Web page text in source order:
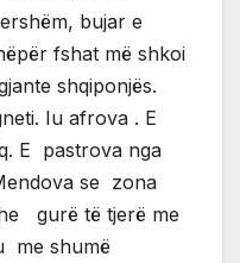
bujar e
fshat më shkoi
shqiponjës.
Iu afrova . E
E pastrova nga
se zona
gurë të tjerë me
me shumë